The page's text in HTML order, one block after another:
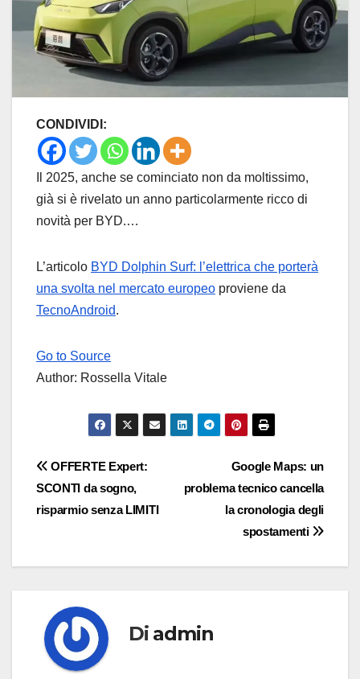
CONDIVIDI:
Il 2025, anche se cominciato non da moltissimo,
già si è rivelato un anno particolarmente ricco di
novità per BYD.…
L’articolo BYD Dolphin Surf: l’elettrica che porterà
una svolta nel mercato europeo proviene da
TecnoAndroid.
Go to Source
Author: Rossella Vitale
Navigazione
articoli
Google Maps: un
problema tecnico cancella
la cronologia degli
spostamenti
OFFERTE Expert:
SCONTI da sogno,
risparmio senza LIMITI
Di admin